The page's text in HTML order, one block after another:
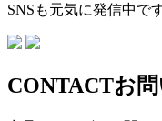
SNSも元気に発信中です
CONTACTお